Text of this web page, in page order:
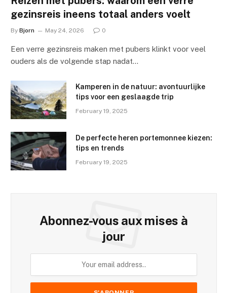
gezinsreis ineens totaal anders voelt
By Bjorn May 24, 2026 0
Een verre gezinsreis maken met pubers klinkt voor veel
ouders als de volgende stap nadat…
Kamperen in de natuur: avontuurlijke
tips voor een geslaagde trip
February 19, 2025
De perfecte heren portemonnee kiezen:
tips en trends
February 19, 2025
Abonnez-vous aux mises à
jour